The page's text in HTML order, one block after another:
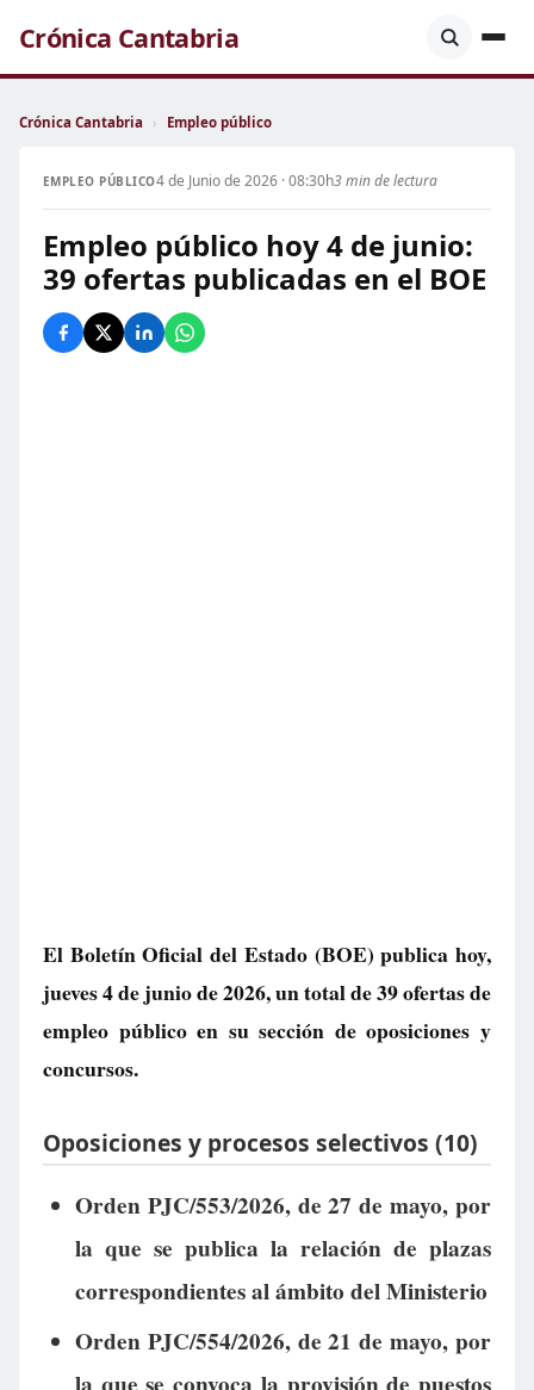
Crónica Cantabria
Crónica Cantabria › Empleo público
EMPLEO PÚBLICO4 de Junio de 2026 · 08:30h3 min de lectura
Empleo público hoy 4 de junio:
39 ofertas publicadas en el BOE
El Boletín Oficial del Estado (BOE) publica hoy,
jueves 4 de junio de 2026, un total de39 ofertas de
empleo públicoen su sección de oposiciones y
concursos.
Oposiciones y procesos selectivos (10)
Orden PJC/553/2026, de 27 de mayo, por
la que se publica la relación de plazas
correspondientes al ámbito del Ministerio
Orden PJC/554/2026, de 21 de mayo, por